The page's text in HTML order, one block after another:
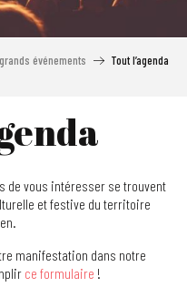
événements Tout l’agenda
de vous intéresser se trouvent
et festive du territoire
manifestation dans notre
ce formulaire !